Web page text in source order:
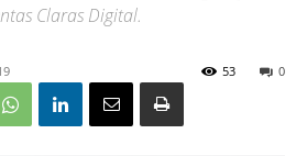
Claras Digital.
0
53